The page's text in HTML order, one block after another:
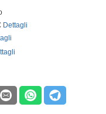
Dettagli